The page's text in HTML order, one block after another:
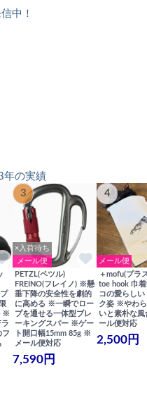
中！
年の実績
※
フ
3
×入荷待ち
メール便
PETZL(ペツル)
FREINO(フレイノ) ※懸
垂下降の安全性を劇的
に高める ※一瞬でロー
プを通せる一体型ブレ
ーキングスパー ※ゲー
ト開口幅15mm 85g ※
メール便対応
7,590円
4
メール便
＋mofu(プラ
toe hook 巾
コの愛らしい
ク姿 ※やわ
いと素朴な
ール便対応
2,500円